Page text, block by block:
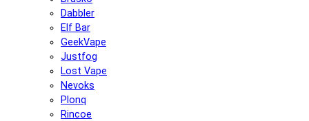
Dabbler
Elf Bar
GeekVape
Justfog
Lost Vape
Nevoks
Plonq
Rincoe